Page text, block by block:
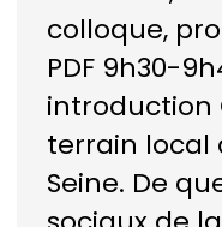
colloque,
PDF 9h30-
introduction
terrain local
Seine. De